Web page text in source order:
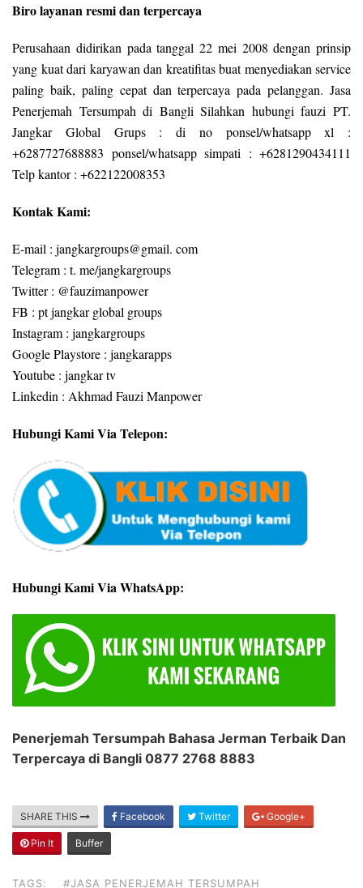
Biro layanan resmi dan terpercaya
Perusahaan didirikan pada tanggal 22 mei 2008 dengan prinsip
yang kuat dari karyawan dan kreatifitas buat menyediakan service
paling baik, paling cepat dan terpercaya pada pelanggan. Jasa
Penerjemah Tersumpah di Bangli Silahkan hubungi fauzi PT.
Jangkar Global Grups : di no ponsel/whatsapp xl :
+6287727688883 ponsel/whatsapp simpati : +6281290434111
Telp kantor : +622122008353
Kontak Kami:
E-mail : jangkargroups@gmail. com
Telegram : t. me/jangkargroups
Twitter : @fauzimanpower
FB : pt jangkar global groups
Instagram : jangkargroups
Google Playstore : jangkarapps
Youtube : jangkar tv
Linkedin : Akhmad Fauzi Manpower
Hubungi Kami Via Telepon:
Hubungi Kami Via WhatsApp:
Penerjemah Tersumpah Bahasa Jerman Terbaik Dan
Terpercaya di Bangli 0877 2768 8883
SHARE THIS Facebook Twitter Google+
Pin It Buffer
TAGS: #JASA PENERJEMAH TERSUMPAH